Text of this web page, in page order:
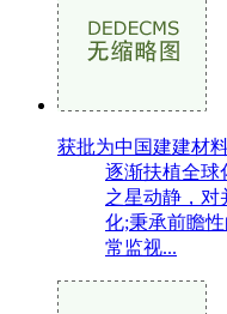
获批为中国建建材
逐渐扶植全球
之星动静，对
化;秉承前瞻
常监视...